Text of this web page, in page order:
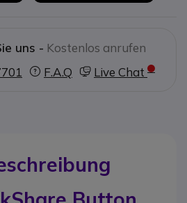
Hub:
vollständige Integration mit
uns - Kostenlos anrufen
F.A.Q Live Chat